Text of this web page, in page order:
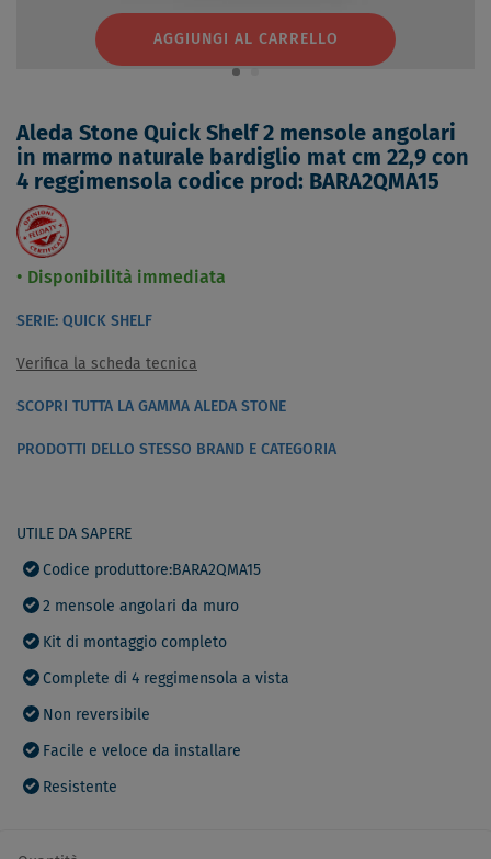
AGGIUNGI AL CARRELLO
Aleda Stone Quick Shelf 2 mensole angolari
in marmo naturale bardiglio mat cm 22,9 con
4 reggimensola codice prod: BARA2QMA15
Disponibilità immediata
SERIE: QUICK SHELF
Verifica la scheda tecnica
SCOPRI TUTTA LA GAMMA ALEDA STONE
PRODOTTI DELLO STESSO BRAND E CATEGORIA
UTILE DA SAPERE
Codice produttore:BARA2QMA15
2 mensole angolari da muro
Kit di montaggio completo
Complete di 4 reggimensola a vista
Non reversibile
Facile e veloce da installare
Resistente